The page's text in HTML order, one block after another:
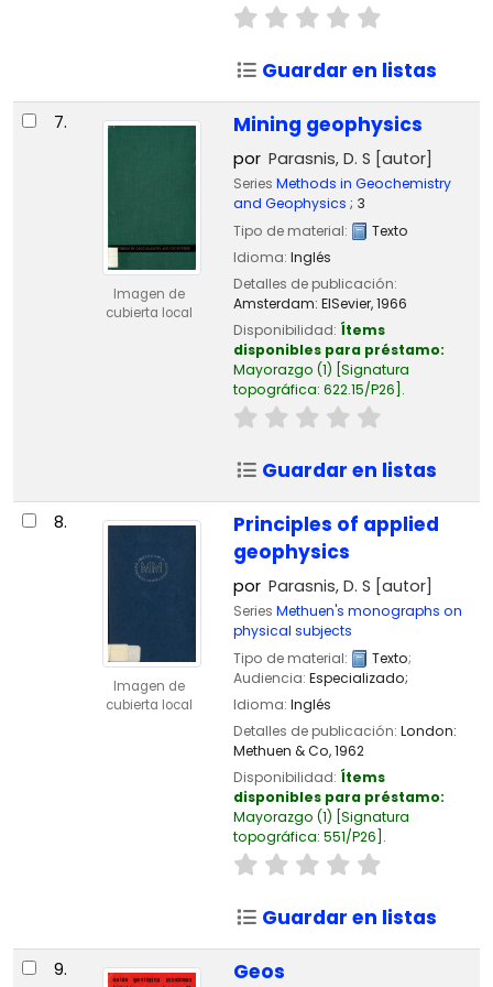
Guardar en listas
7.
Imagen de
cubierta local
Mining geophysics
por Parasnis, D. S [autor]
Series Methods in Geochemistry
and Geophysics ; 3
Tipo de material:
Texto
Idioma: Inglés
Detalles de publicación:
Amsterdam: ElSevier,1966
Disponibilidad: Ítems
disponibles para préstamo:
Mayorazgo (1) Signatura
topográfica: 622.15/P26 .
Guardar en listas
8.
Imagen de
cubierta local
Principles of applied
geophysics
por Parasnis, D. S [autor]
Series Methuen's monographs on
physical subjects
Tipo de material:
Texto;
Audiencia: Especializado;
Idioma: Inglés
Detalles de publicación: London:
Methuen & Co,1962
Disponibilidad: Ítems
disponibles para préstamo:
Mayorazgo (1) Signatura
topográfica: 551/P26 .
Guardar en listas
9. Geos